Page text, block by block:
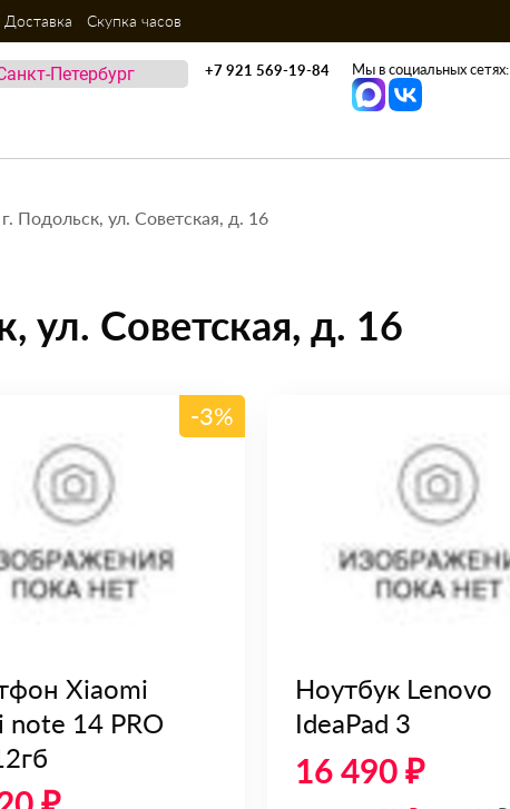
Доставка Скупка часов
+7 921 569-19-84 Мы в социальных сетях:
Подольск, ул. Советская, д. 16
ул. Советская, д. 16
-3%
Xiaomi
note 14 PRO
Ноутбук Lenovo
IdeaPad 3
16 490 ₽